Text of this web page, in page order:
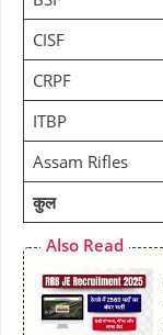
CISF
CRPF
ITBP
Assam Rifles
कुल
Also Read